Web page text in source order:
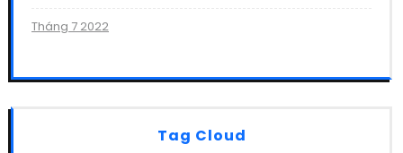
Tháng 7 2022
Tag Cloud